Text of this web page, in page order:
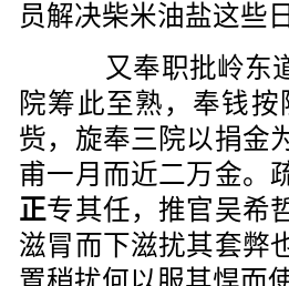
员解决柴米油盐这些
又奉职批岭东道
院筹此至熟，奉钱
赀，旋奉三院以捐金
甫一月而近二万金。
正专其任，推官吴希
滋冐而下滋扰其套弊